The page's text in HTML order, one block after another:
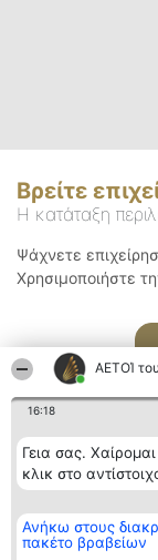
ΑΕΤΟΊ
16:18
Γεια σας.
κλικ στο
Ανήκω στους
πακέτο βραβείων
Βρείτε
Η κατάταξη
Ψάχνετε
Χρησιμοποιήστε
Διοργανωτής της
κατάταξης
BEAUTIFUL COMPANY